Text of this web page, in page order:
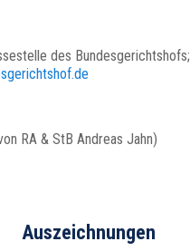
des Bundesgerichtshofs;
RA & StB Andreas Jahn)
Auszeichnungen